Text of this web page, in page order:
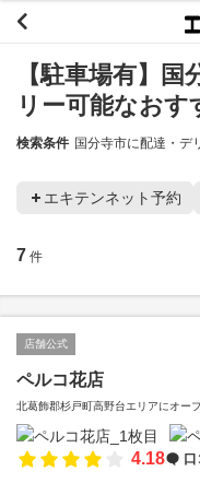
【駐車場有】
リー可能なおす
検索条件 国分寺市に配達・デ
エキテンネット予約
7 件
店舗公式
ペルコ花店
北葛飾郡杉戸町高野台エリアにオー
4.18 口